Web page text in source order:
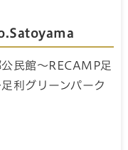
民館～RECAMP足
利グリーンパーク